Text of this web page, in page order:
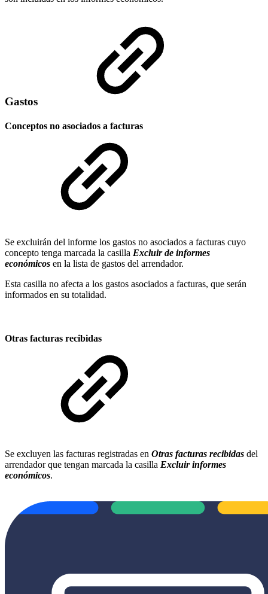
Gastos
Conceptos no asociados a facturas
Se excluirán del informe los gastos no asociados a facturas cuyo
concepto tenga marcada la casilla Excluir de informes
económicos en la lista de gastos del arrendador.
Esta casilla no afecta a los gastos asociados a facturas, que serán
informados en su totalidad.
Otras facturas recibidas
Se excluyen las facturas registradas en Otras facturas recibidas del
arrendador que tengan marcada la casilla Excluir informes
económicos.